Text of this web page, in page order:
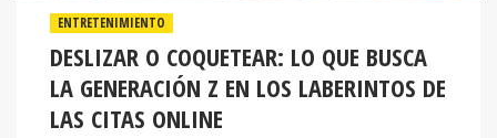
DESLIZAR O COQUETEAR: LO QUE BUSCA
LA GENERACIÓN Z EN LOS LABERINTOS DE
LAS CITAS ONLINE
La Generación Z está reescribiendo las reglas de las citas